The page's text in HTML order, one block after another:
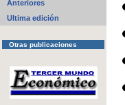
Anteriores
Ultima edición
Otras publicaciones